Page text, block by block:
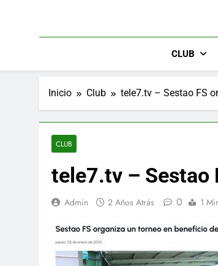
CLUB
Inicio Club tele7.tv – Sestao FS
CLUB
tele7.tv – Sestao
Admin 2 Años Atrás 0 1